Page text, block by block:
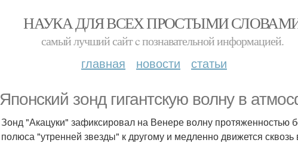
НАУКА ДЛЯ ВСЕХ ПРОСТЫМИ
самый лучший сайт c познавательной информацией.
главная новости статьи
Японский зонд гигантскую волну в
Зонд "Акацуки" зафиксировал на Венере волну протяженностью
полюса "утренней звезды" к другому и медленно движется